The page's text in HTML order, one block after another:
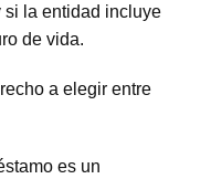
si la entidad incluye
de vida.
a elegir entre
es un